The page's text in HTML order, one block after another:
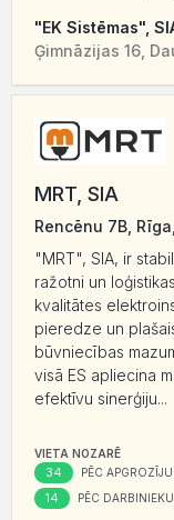
"EK Sistēmas",
Ģimnāzijas 16,
MRT, SIA
Rencēnu 7B,
"MRT", SIA, ir
ražotni un
kvalitātes
pieredze un
būvniecības
visā ES apliecina
efektīvu sinerģiju...
VIETA NOZARĒ
34 PĒC
14 PĒC